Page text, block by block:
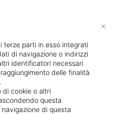
Massaggi del
di nina
terze parti in esso integrati
di navigazione o indirizzi
identificatori necessari
delle finalità
di cookie o altri
questa
di questa
×